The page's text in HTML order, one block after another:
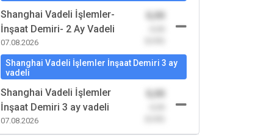
Shanghai Vadeli İşlemler-
İnşaat Demiri- 2 Ay Vadeli
07.08.2026
Shanghai Vadeli İşlemler İnşaat Demiri 3 ay
vadeli
Shanghai Vadeli İşlemler
İnşaat Demiri 3 ay vadeli
07.08.2026